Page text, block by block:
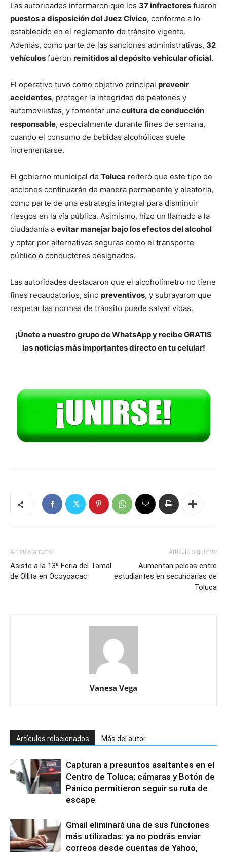
Las autoridades informaron que los 37 infractores fueron
puestos a disposición del Juez Cívico, conforme a lo
establecido en el reglamento de tránsito vigente.
Además, como parte de las sanciones administrativas, 32
vehículos fueron remitidos al depósito vehicular oficial.
El operativo tuvo como objetivo principal prevenir
accidentes, proteger la integridad de peatones y
automovilistas, y fomentar una cultura de conducción
responsable, especialmente durante fines de semana,
cuando el consumo de bebidas alcohólicas suele
incrementarse.
El gobierno municipal de Toluca reiteró que este tipo de
acciones continuarán de manera permanente y aleatoria,
como parte de una estrategia integral para disminuir
riesgos en la vía pública. Asimismo, hizo un llamado a la
ciudadanía a evitar manejar bajo los efectos del alcohol
y optar por alternativas seguras como el transporte
público o conductores designados.
Las autoridades destacaron que el alcoholímetro no tiene
fines recaudatorios, sino preventivos, y subrayaron que
respetar las normas de tránsito puede salvar vidas.
¡Únete a nuestro grupo de WhatsApp y recibe GRATIS
las noticias más importantes directo en tu celular!
Artículo anterior
Asiste a la 13ª Feria del Tamal
de Ollita en Ocoyoacac
Artículo siguiente
Aumentan peleas entre
estudiantes en secundarias de
Toluca
Vanesa Vega
Artículos relacionados Más del autor
Capturan a presuntos asaltantes en el
Centro de Toluca; cámaras y Botón de
Pánico permitieron seguir su ruta de
escape
Gmail eliminará una de sus funciones
más utilizadas: ya no podrás enviar
correos desde cuentas de Yahoo,